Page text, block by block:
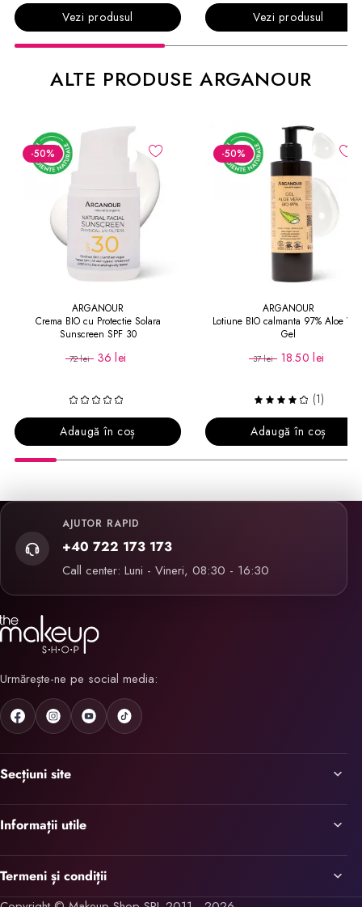
Vezi produsul Vezi produsul
ALTE PRODUSE ARGANOUR
-50%
ARGANOUR
Crema BIO cu Protectie Solara
Sunscreen SPF 30
72 lei 36 lei
Adaugă în coș
-50%
ARGANOUR
Lotiune BIO calmanta 97% Aloe
Gel
37 lei 18.50 lei
(1)
Adaugă în coș
AJUTOR RAPID
+40 722 173 173
Call center: Luni - Vineri, 08:30 - 16:30
Urmărește-ne pe social media:
Secțiuni site
Informații utile
Termeni și condiții